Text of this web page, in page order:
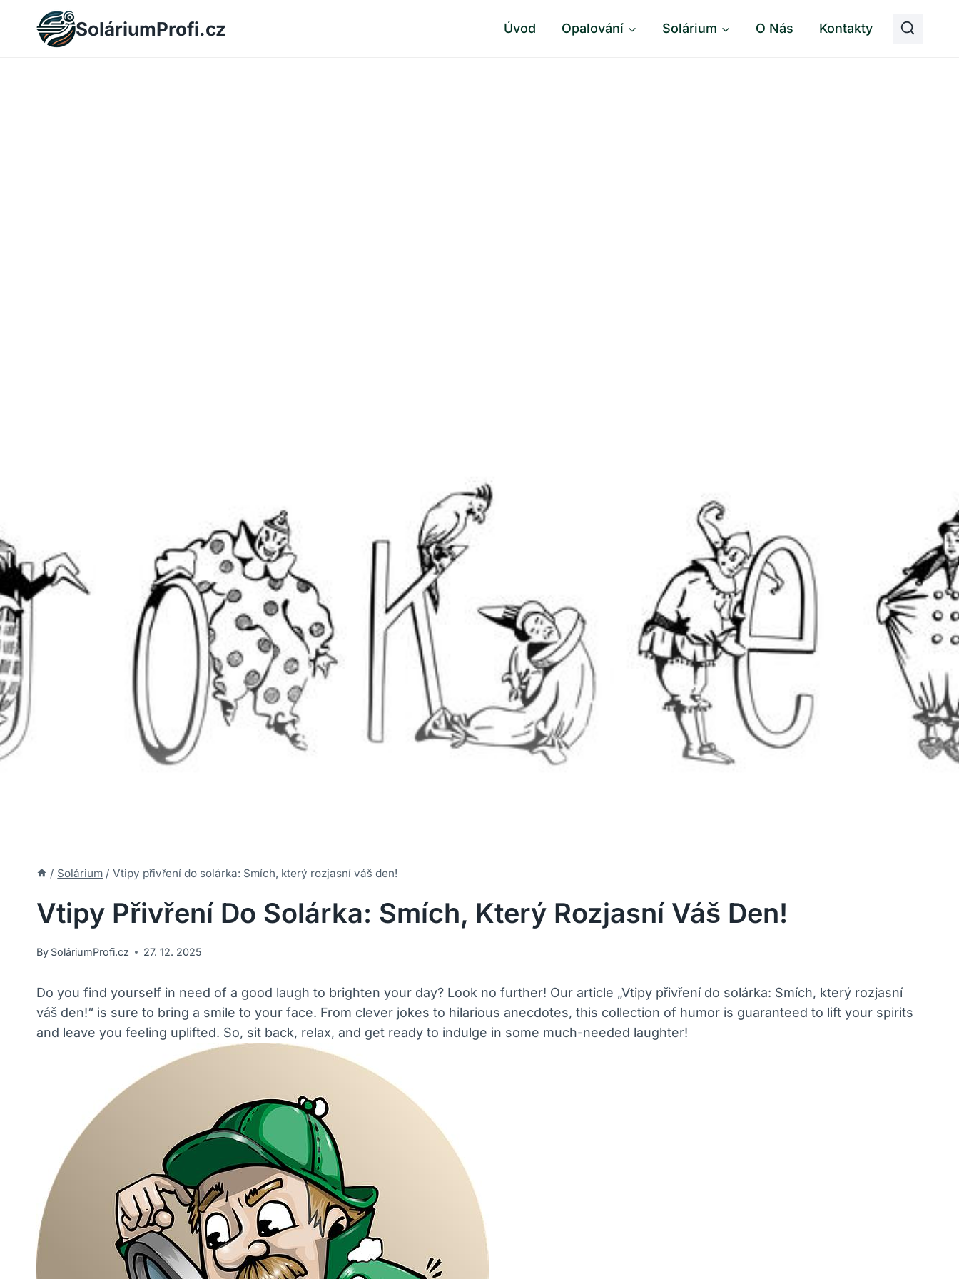
SoláriumProfi.cz Úvod Opalování Solárium O Nás Kontakty
/ Solárium / Vtipy přivření do solárka: Smích, který rozjasní váš den!
Vtipy Přivření Do Solárka: Smích, Který Rozjasní Váš Den!
By SoláriumProfi.cz 27. 12. 2025
Do you find yourself in need of a good laugh to brighten your day? Look no further! Our article „Vtipy přivření do solárka: Smích, který rozjasní
váš den!“ is sure to bring a smile to your face. From clever jokes to hilarious anecdotes, this collection of humor is guaranteed to lift your spirits
and leave you feeling uplifted. So, sit back, relax, and get ready to indulge in some much-needed laughter!